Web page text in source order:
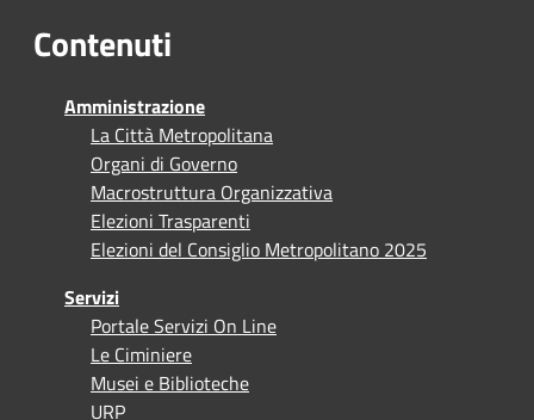
Contenuti
Amministrazione
La Città Metropolitana
Organi di Governo
Macrostruttura Organizzativa
Elezioni Trasparenti
Elezioni del Consiglio Metropolitano 2025
Servizi
Portale Servizi On Line
Le Ciminiere
Musei e Biblioteche
URP